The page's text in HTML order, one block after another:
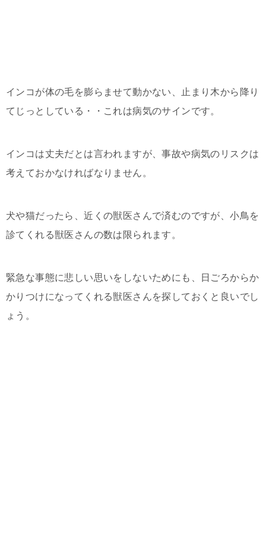
インコが体の毛を膨らませて動かない、止まり木から降り
てじっとしている・・これは病気のサインです。
インコは丈夫だとは言われますが、事故や病気のリスクは
考えておかなければなりません。
犬や猫だったら、近くの獣医さんで済むのですが、小鳥を
診てくれる獣医さんの数は限られます。
緊急な事態に悲しい思いをしないためにも、日ごろからか
かりつけになってくれる獣医さんを探しておくと良いでし
ょう。